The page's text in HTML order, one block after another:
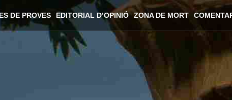
DE PROVES EDITORIAL D’OPINIÓ ZONA DE MORT